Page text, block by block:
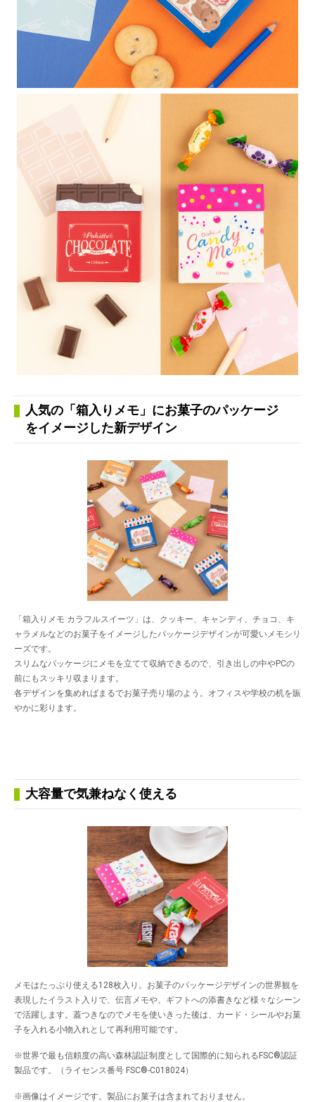
人気の「箱入りメモ」にお菓子のパッケージ
をイメージした新デザイン
「箱入りメモ カラフルスイーツ」は、クッキー、キャンディ、チョコ、キ
ャラメルなどのお菓子をイメージしたパッケージデザインが可愛いメモシリ
ーズです。
スリムなパッケージにメモを立てて収納できるので、引き出しの中やPCの
前にもスッキリ収まります。
各デザインを集めればまるでお菓子売り場のよう。オフィスや学校の机を賑
やかに彩ります。
大容量で気兼ねなく使える
メモはたっぷり使える128枚入り。お菓子のパッケージデザインの世界観を
表現したイラスト入りで、伝言メモや、ギフトへの添書きなど様々なシーン
で活躍します。蓋つきなのでメモを使いきった後は、カード・シールやお菓
子を入れる小物入れとして再利用可能です。
※世界で最も信頼度の高い森林認証制度として国際的に知られるFSC®認証
製品です。（ライセンス番号 FSC®-C018024）
※画像はイメージです。製品にお菓子は含まれておりません。